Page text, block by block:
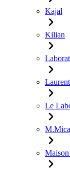
Kajal
Kilian
Le